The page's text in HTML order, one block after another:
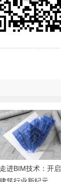
BIM 技术：引领建筑